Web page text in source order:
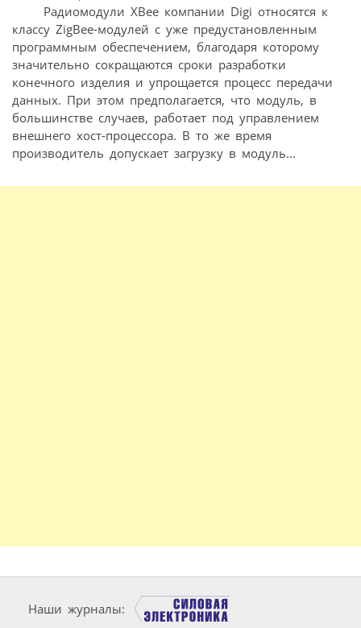
Радиомодули XBee компании Digi относятся к
классу ZigBee-модулей с уже предустановленным
программным обеспечением, благодаря которому
значительно сокращаются сроки разработки
конечного изделия и упрощается процесс передачи
данных. При этом предполагается, что модуль, в
большинстве случаев, работает под управлением
внешнего хост-процессора. В то же время
производитель допускает загрузку в модуль...
Наши журналы: